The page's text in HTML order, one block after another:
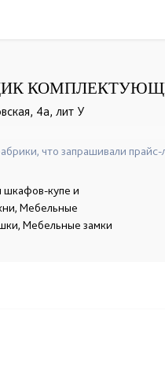
4а, лит У
что запрашивали
шкафов-купе и
Мебельные
Мебельные замки